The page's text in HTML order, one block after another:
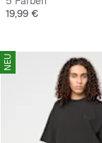
Preis
19,99 €
NEU